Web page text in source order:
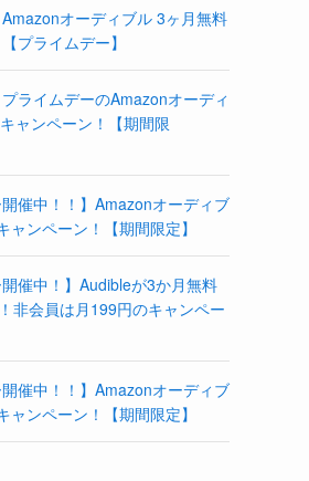
Amazonオーディブル 3ヶ月無料
【プライムデー】
プライムデーのAmazonオーディ
ャンペーン！【期間限
開催中！！】Amazonオーディブ
ャンペーン！【期間限定】
開催中！】Audibleが3か月無料
非会員は月199円のキャンペー
開催中！！】Amazonオーディブ
ャンペーン！【期間限定】